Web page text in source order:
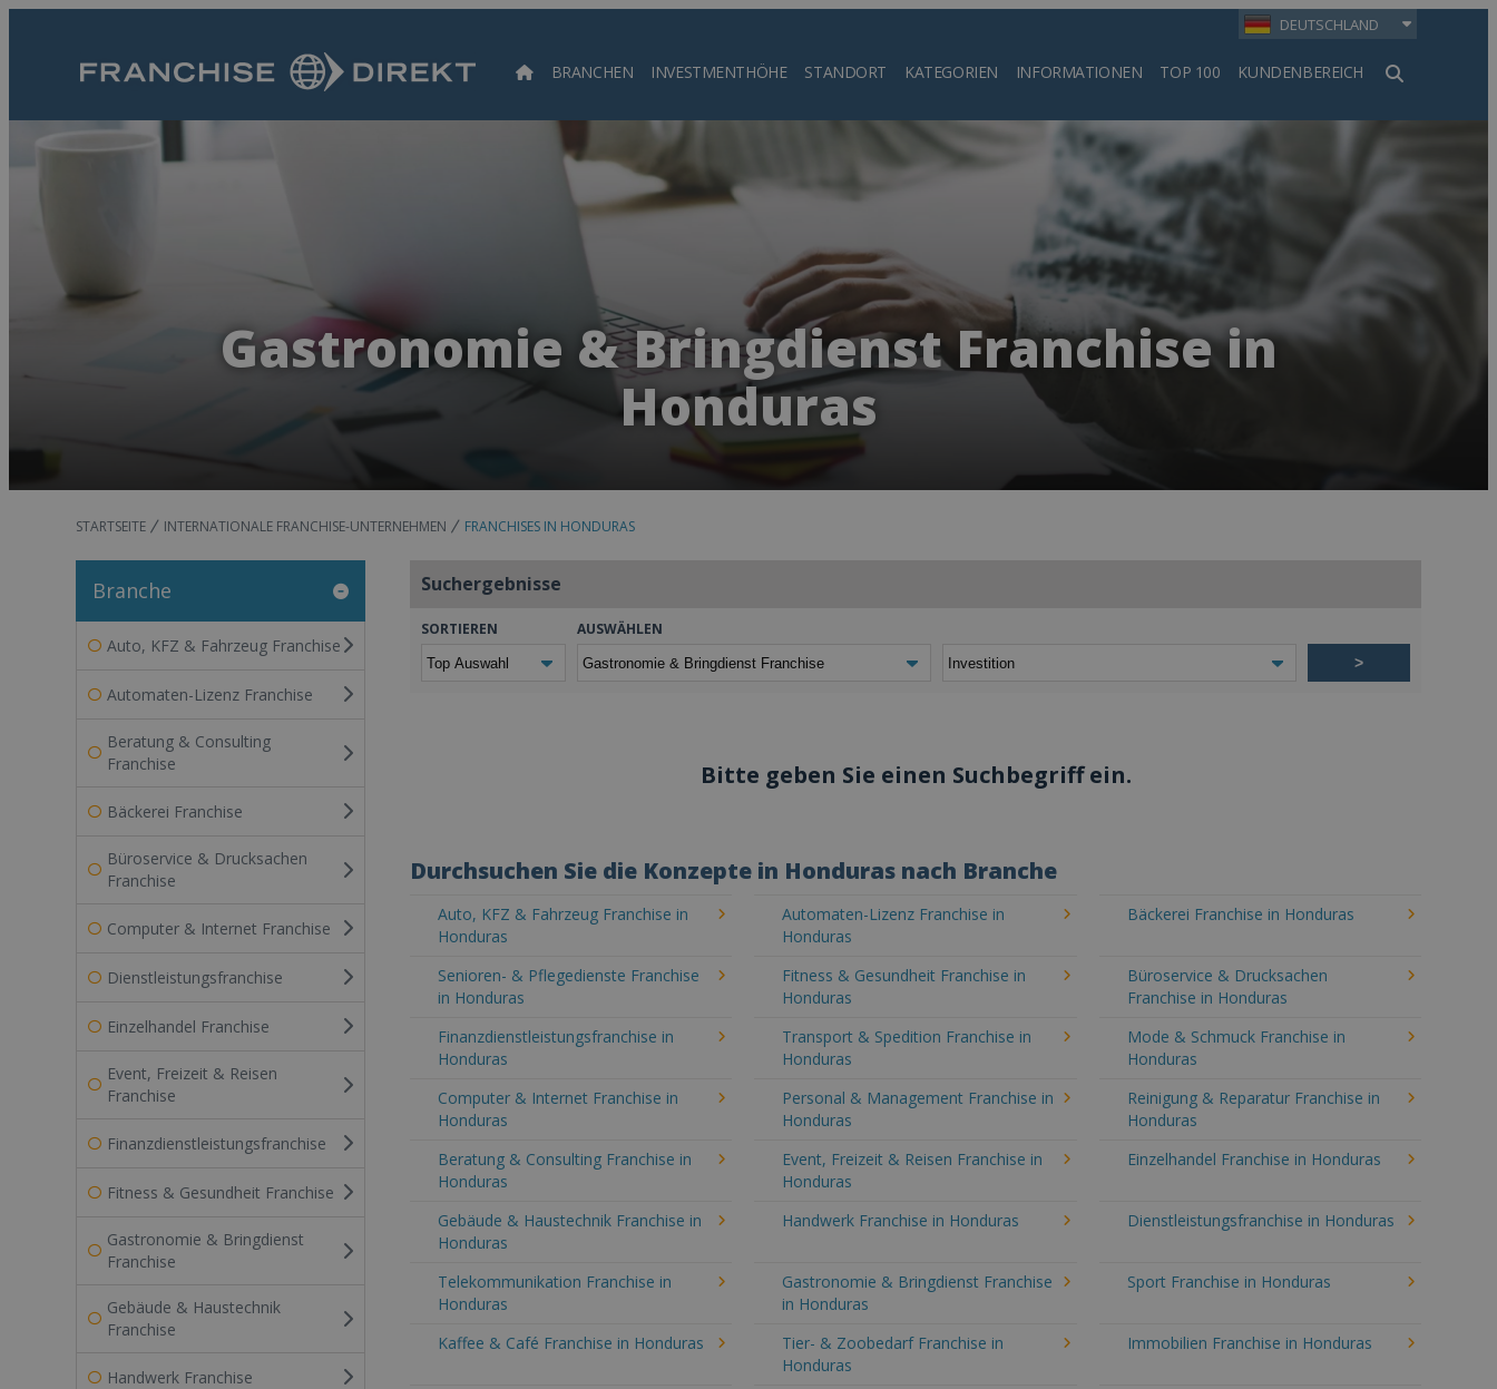
DEUTSCHLAND
BRANCHEN INVESTMENTHÖHE STANDORT KATEGORIEN INFORMATIONEN TOP 100 KUNDENBEREICH
Suchen
Gastronomie & Bringdienst Franchise in
Honduras
STARTSEITE INTERNATIONALE FRANCHISE-UNTERNEHMEN FRANCHISES IN HONDURAS
Branche
Auto, KFZ & Fahrzeug Franchise
Automaten-Lizenz Franchise
Beratung & Consulting
Franchise
Bäckerei Franchise
Büroservice & Drucksachen
Franchise
Computer & Internet Franchise
Dienstleistungsfranchise
Einzelhandel Franchise
Event, Freizeit & Reisen
Franchise
Finanzdienstleistungsfranchise
Fitness & Gesundheit Franchise
Gastronomie & Bringdienst
Franchise
Gebäude & Haustechnik
Franchise
Handwerk Franchise
Suchergebnisse
SORTIEREN AUSWÄHLEN
>
Bitte geben Sie einen Suchbegriff ein.
Durchsuchen Sie die Konzepte in Honduras nach Branche
Auto, KFZ & Fahrzeug Franchise in
Honduras
Automaten-Lizenz Franchise in
Honduras
Bäckerei Franchise in Honduras
Senioren- & Pflegedienste Franchise
in Honduras
Fitness & Gesundheit Franchise in
Honduras
Büroservice & Drucksachen
Franchise in Honduras
Finanzdienstleistungsfranchise in
Honduras
Transport & Spedition Franchise in
Honduras
Mode & Schmuck Franchise in
Honduras
Computer & Internet Franchise in
Honduras
Personal & Management Franchise in
Honduras
Reinigung & Reparatur Franchise in
Honduras
Beratung & Consulting Franchise in
Honduras
Event, Freizeit & Reisen Franchise in
Honduras
Einzelhandel Franchise in Honduras
Gebäude & Haustechnik Franchise in
Honduras
Handwerk Franchise in Honduras Dienstleistungsfranchise in Honduras
Telekommunikation Franchise in
Honduras
Gastronomie & Bringdienst Franchise
in Honduras
Sport Franchise in Honduras
Kaffee & Café Franchise in Honduras
Tier- & Zoobedarf Franchise in
Honduras
Immobilien Franchise in Honduras